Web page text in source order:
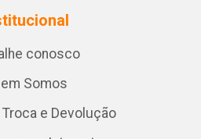
conosco
Somos
e Devolução